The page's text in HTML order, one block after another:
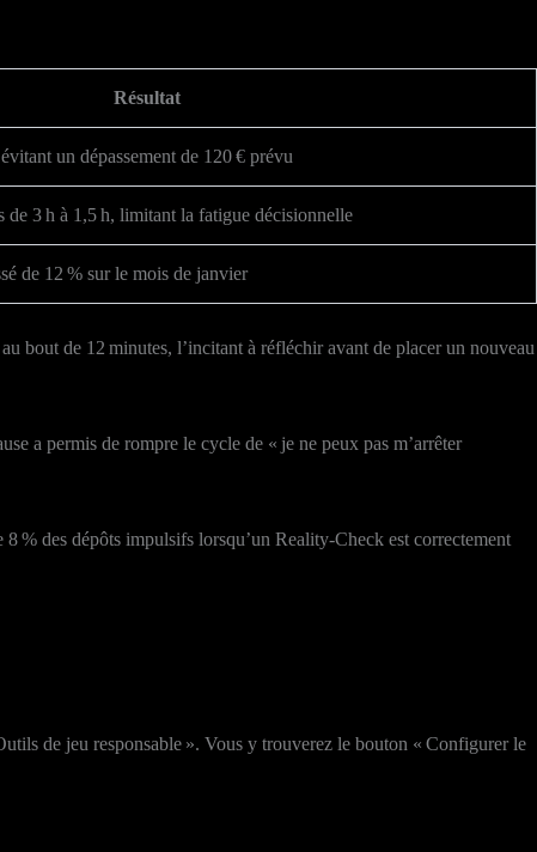
Résultat
un dépassement de 120 € prévu
de 3 h à 1,5 h, limitant la fatigue décisionnelle
de 12 % sur le mois de janvier
bout de 12 minutes, l’incitant à réfléchir avant de placer un nouveau
a permis de rompre le cycle de « je ne peux pas m’arrêter
% des dépôts impulsifs lorsqu’un Reality‑Check est correctement
de jeu responsable ». Vous y trouverez le bouton « Configurer le